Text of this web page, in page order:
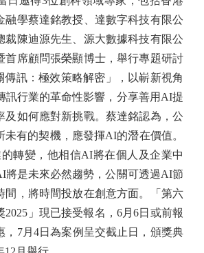
融學蔡達銘教授、達數字科技有限公
裁陳迪源先生、源大數據科技有限公
首席顧問張榮顯博士，舉行專題研討
傳訊：極效策略解密」，以嶄新視角
訊行業的革命性影響，分享善用AI提
及如何應對新挑戰。蔡達銘認為，公
未有的契機，應發揮AI的潛在價值。
轉變，他相信AI將在個人及企業中
將是未來必然趨勢，公關可透過AI節
間，將時間投放在創意方面。「第六
2025」現已接受報名，6月6日或前報
，7月4日為案例呈交截止日，頒獎典